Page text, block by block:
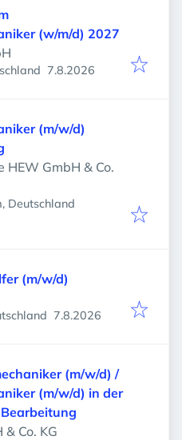
(w/m/d) 2027
Veröffentlicht
7.8.2026
(m/w/d)
HEW GmbH & Co.
Deutschland
(m/w/d)
Veröffentlicht
7.8.2026
(m/w/d) /
(m/w/d) in der
& Co. KG